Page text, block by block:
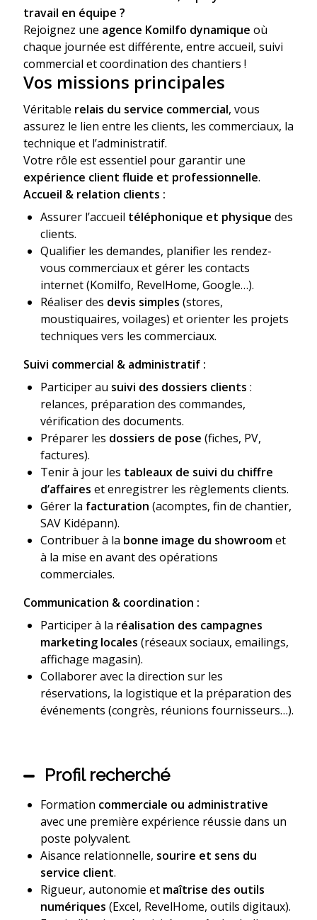
travail en équipe ?
Rejoignez une agence Komilfo dynamique où
chaque journée est différente, entre accueil, suivi
commercial et coordination des chantiers !
Vos missions principales
Véritable relais du service commercial, vous
assurez le lien entre les clients, les commerciaux, la
technique et l’administratif.
Votre rôle est essentiel pour garantir une
expérience client fluide et professionnelle.
Accueil & relation clients :
Assurer l’accueil téléphonique et physique des
clients.
Qualifier les demandes, planifier les rendez-
vous commerciaux et gérer les contacts
internet (Komilfo, RevelHome, Google…).
Réaliser des devis simples (stores,
moustiquaires, voilages) et orienter les projets
techniques vers les commerciaux.
Suivi commercial & administratif :
Participer au suivi des dossiers clients :
relances, préparation des commandes,
vérification des documents.
Préparer les dossiers de pose (fiches, PV,
factures).
Tenir à jour les tableaux de suivi du chiffre
d’affaires et enregistrer les règlements clients.
Gérer la facturation (acomptes, fin de chantier,
SAV Kidépann).
Contribuer à la bonne image du showroomet
à la mise en avant des opérations
commerciales.
Communication & coordination :
Participer à la réalisation des campagnes
marketing locales (réseaux sociaux, emailings,
affichage magasin).
Collaborer avec la direction sur les
réservations, la logistique et la préparation des
événements (congrès, réunions fournisseurs…).
Profil recherché
Formation commerciale ou administrative
avec une première expérience réussie dans un
poste polyvalent.
Aisance relationnelle, sourire et sens du
service client.
Rigueur, autonomie et maîtrise des outils
numériques (Excel, RevelHome, outils digitaux).